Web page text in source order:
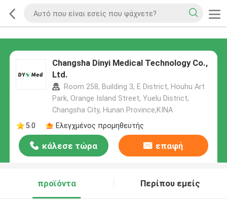
Changsha Dinyi Medical Technology Co.,
Ltd.
Room 258, Building 3, E District, Houhu Art
Park, Orange Island Street, Yuelu District,
Changsha City, Hunan Province,ΚΙΝΑ
5.0
Ελεγχμένος προμηθευτής
κάλεσε τώρα επαφή
προϊόντα Περίπου εμείς